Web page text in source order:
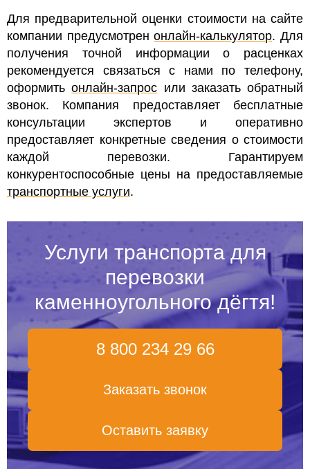
Для предварительной оценки стоимости на сайте
компании предусмотренонлайн-калькулятор. Для
получения точной информации о расценках
рекомендуется связаться с нами по телефону,
оформитьонлайн-запрос или заказать обратный
звонок. Компания предоставляет бесплатные
консультации экспертов и оперативно
предоставляет конкретные сведения о стоимости
каждой перевозки. Гарантируем
конкурентоспособные цены на предоставляемые
транспортные услуги.
Услуги транспорта для
перевозки
каменноугольного дёгтя!
8 800 234 29 66
Заказать звонок
Оставить заявку